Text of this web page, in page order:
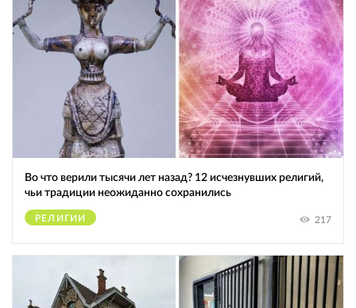
Во что верили тысячи лет назад? 12 исчезнувших религий,
чьи традиции неожиданно сохранились
РЕЛИГИИ 217